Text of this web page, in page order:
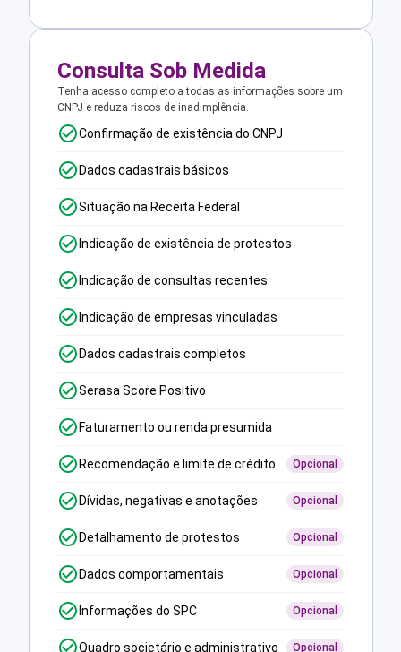
Consulta Sob Medida
Tenha acesso completo a todas as informações sobre um
CNPJ e reduza riscos de inadimplência.
Confirmação de existência do CNPJ
Dados cadastrais básicos
Situação na Receita Federal
Indicação de existência de protestos
Indicação de consultas recentes
Indicação de empresas vinculadas
Dados cadastrais completos
Serasa Score Positivo
Faturamento ou renda presumida
Recomendação e limite de crédito Opcional
Dívidas, negativas e anotações Opcional
Detalhamento de protestos Opcional
Dados comportamentais Opcional
Informações do SPC Opcional
Quadro societário e administrativo Opcional